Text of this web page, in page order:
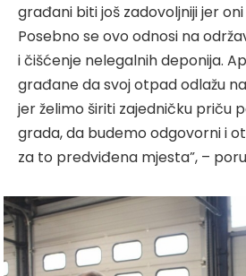
građani biti još zadovoljniji jer
Posebno se ovo odnosi na
i čišćenje nelegalnih deponija.
građane da svoj otpad odlažu
jer želimo širiti zajedničku priču
grada, da budemo odgovorni i
za to predviđena mjesta”, –